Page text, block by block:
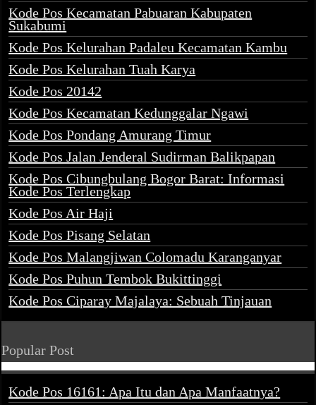
Kode Pos Kecamatan Pabuaran Kabupaten
Sukabumi
Kode Pos Kelurahan Padaleu Kecamatan Kambu
Kode Pos Kelurahan Tuah Karya
Kode Pos 20142
Kode Pos Kecamatan Kedunggalar Ngawi
Kode Pos Pondang Amurang Timur
Kode Pos Jalan Jenderal Sudirman Balikpapan
Kode Pos Cibungbulang Bogor Barat: Informasi
Kode Pos Terlengkap
Kode Pos Air Haji
Kode Pos Pisang Selatan
Kode Pos Malangjiwan Colomadu Karanganyar
Kode Pos Puhun Tembok Bukittinggi
Kode Pos Ciparay Majalaya: Sebuah Tinjauan
Popular Post
Kode Pos 16161: Apa Itu dan Apa Manfaatnya?